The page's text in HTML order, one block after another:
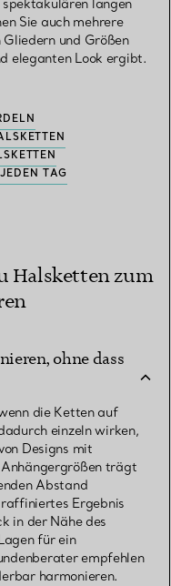
langen
Sie auch mehrere
und Größen
eleganten Look ergibt.
TAG
Halsketten zum
ohne dass
die Ketten auf
einzeln wirken,
Designs mit
trägt
Abstand
Ergebnis
in der Nähe des
für ein
empfehlen
harmonieren.